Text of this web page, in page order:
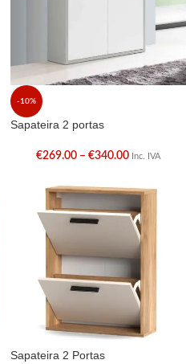
-10%
Sapateira 2 portas
€269.00 – €340.00 Inc. IVA
Sapateira 2 Portas